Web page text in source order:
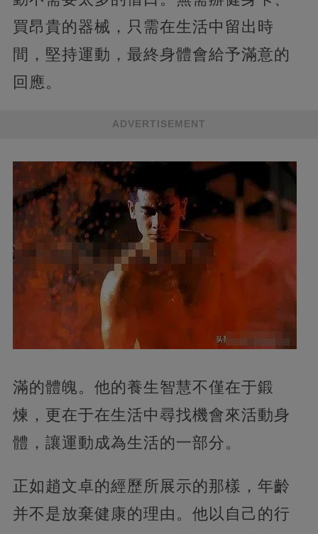
買昂貴的器械，只需在生活中留出時
間，堅持運動，最終身體會給予滿意的
回應。
ADVERTISEMENT
滿的體魄。他的養生智慧不僅在于鍛
煉，更在于在生活中尋找機會來活動身
體，讓運動成為生活的一部分。
正如趙文卓的經歷所展示的那樣，年齡
并不是放棄健康的理由。他以自己的行